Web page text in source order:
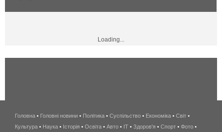
Loading...
беспроводной
интернет
Головна • Головні новини • Політика • Суспільство • Економіка • Світ •
Культура • Наука • Історія • Освіта • Авто • IT • Здоров'я • Спорт • Фото •